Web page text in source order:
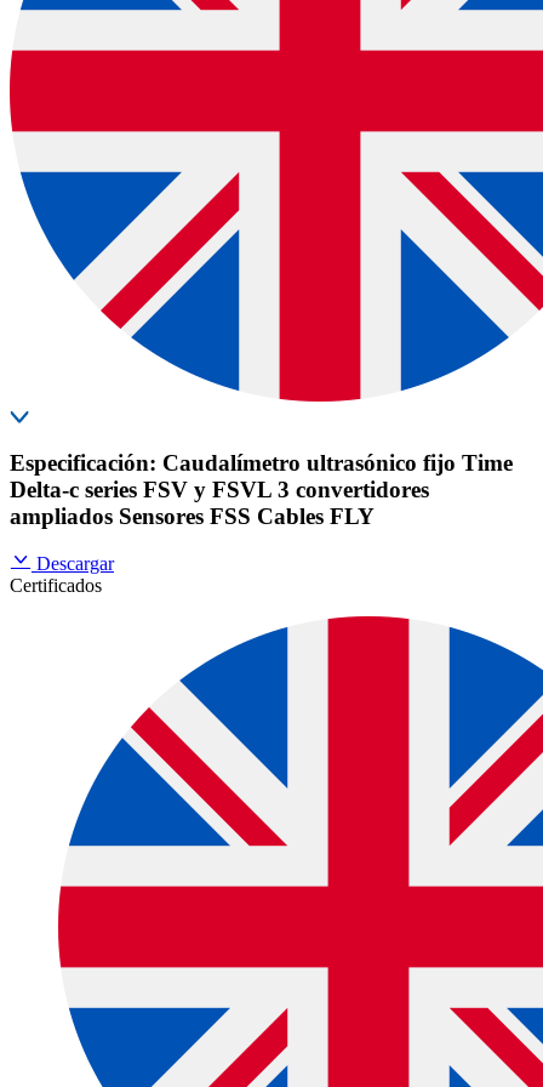
Especificación: Caudalímetro ultrasónico fijo Time
Delta-c series FSV y FSVL 3 convertidores
ampliados Sensores FSS Cables FLY
Descargar
Certificados